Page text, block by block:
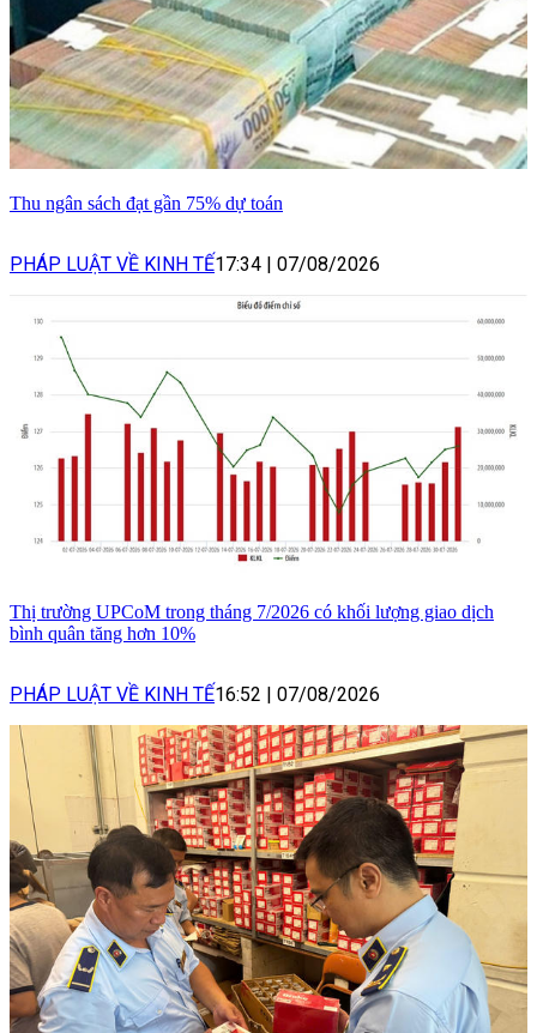
Thu ngân sách đạt gần 75% dự toán
PHÁP LUẬT VỀ KINH TẾ17:34 07/08/2026
Thị trường UPCoM trong tháng 7/2026 có khối lượng giao dịch
bình quân tăng hơn 10%
PHÁP LUẬT VỀ KINH TẾ16:52 | 07/08/2026